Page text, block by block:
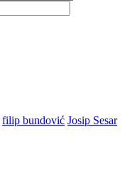
filip bundović Josip Sesar